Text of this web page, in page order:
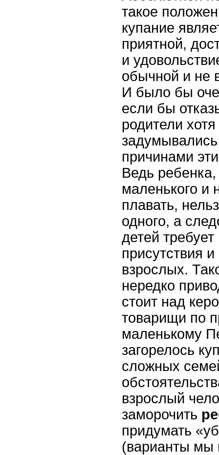
такое
купание
приятной,
и
обычной и не
И было бы
если бы
родители
причинами
Ведь
маленького и
плавать,
одного, а
детей требует
присутствия
взрослых.
нередко
стоит над
товарищи по
маленькому
загорелось
сложных
взрослый
заморочить
придумать
(варианты мы